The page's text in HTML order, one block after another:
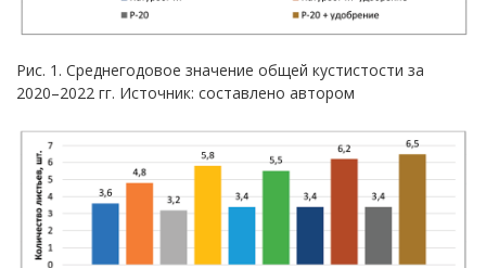
Рис. 1. Среднегодовое значение общей кустистости за
2020–2022 гг. Источник: составлено автором